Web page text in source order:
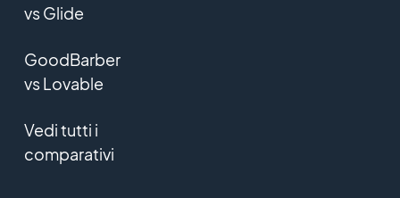
vs Glide
GoodBarber
vs Lovable
Vedi tutti i
comparativi